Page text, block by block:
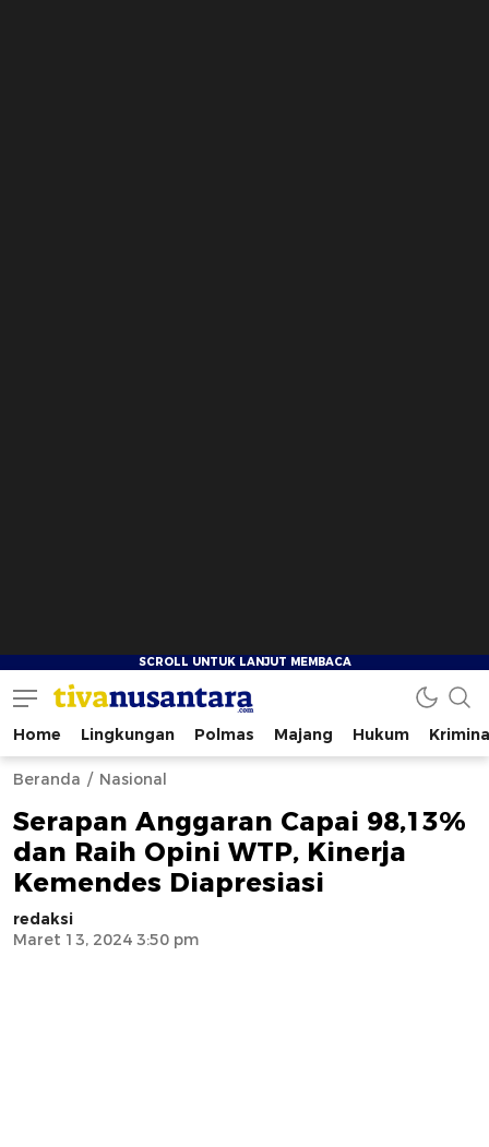
tivanusantara.com
Berita Nusantara
Home Lingkungan Polmas Majang Hukum
Beranda Nasional
Serapan Anggaran Capai 98,13%
dan Raih Opini WTP, Kinerja
Kemendes Diapresiasi
redaksi
Maret 13, 2024 3:50 pm